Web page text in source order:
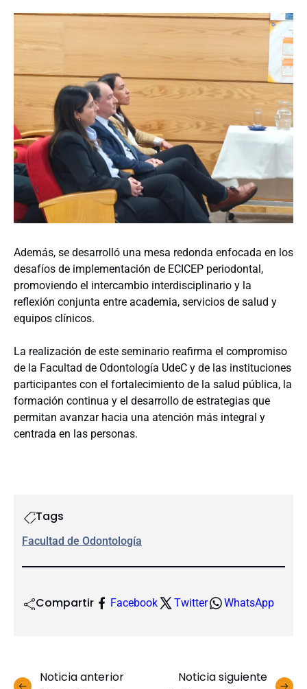
Además, se desarrolló una mesa redonda enfocada en los
desafíos de implementación de ECICEP periodontal,
promoviendo el intercambio interdisciplinario y la
reflexión conjunta entre academia, servicios de salud y
equipos clínicos.
La realización de este seminario reafirma el compromiso
de la Facultad de Odontología UdeC y de las instituciones
participantes con el fortalecimiento de la salud pública, la
formación continua y el desarrollo de estrategias que
permitan avanzar hacia una atención más integral y
centrada en las personas.
Tags
Facultad de Odontología
Compartir Facebook Twitter WhatsApp
Noticia anterior Noticia siguiente